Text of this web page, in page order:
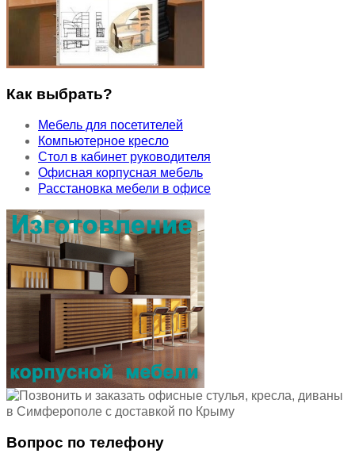
Как выбрать?
Мебель для посетителей
Компьютерное кресло
Стол в кабинет руководителя
Офисная корпусная мебель
Расстановка мебели в офисе
Вопрос по телефону